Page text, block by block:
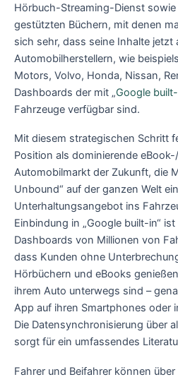
Hörbuch-Streaming-Dienst sowie
gestützten Büchern, mit denen
sich sehr, dass seine Inhalte jetzt
Automobilherstellern, wie
Motors, Volvo, Honda, Nissan,
Dashboards der mit „Google
Fahrzeuge verfügbar sind.
Mit diesem strategischen Schritt
Position als dominierende
Automobilmarkt der Zukunft, die
Unbound“ auf der ganzen Welt
Unterhaltungsangebot ins
Einbindung in „Google built-in“
Dashboards von Millionen von
dass Kunden ohne
Hörbüchern und eBooks
ihrem Auto unterwegs sind –
App auf ihren Smartphones oder
Die Datensynchronisierung über
sorgt für ein umfassendes
Fahrer und Beifahrer können